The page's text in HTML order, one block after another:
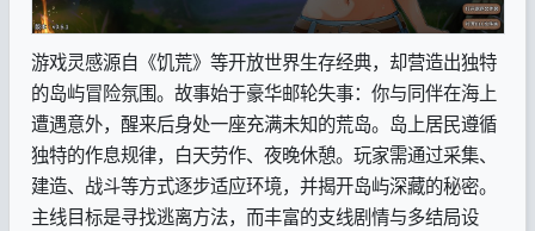
游戏灵感源自《饥荒》等开放世界生存经典，却营造出独特
的岛屿冒险氛围。故事始于豪华邮轮失事：你与同伴在海上
遭遇意外，醒来后身处一座充满未知的荒岛。岛上居民遵循
独特的作息规律，白天劳作、夜晚休憩。玩家需通过采集、
建造、战斗等方式逐步适应环境，并揭开岛屿深藏的秘密。
主线目标是寻找逃离方法，而丰富的支线剧情与多结局设